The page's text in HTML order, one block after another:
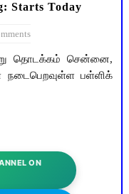
Starts Today
தொடக்கம் சென்னை,
பள்ளிக்
ON